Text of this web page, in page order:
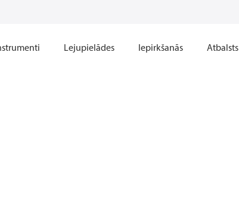
Lejupielādes Iepirkšanās Atbalsts